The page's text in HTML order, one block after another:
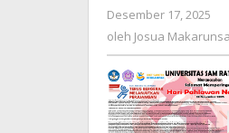
Desember 17, 2025
oleh Josua